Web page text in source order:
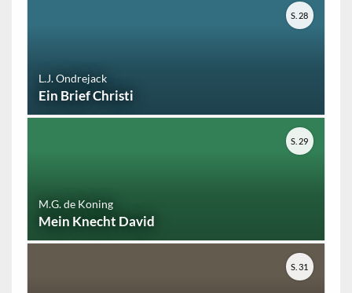
L.J. Ondrejack
Ein Brief Christi
S. 28
M.G. de Koning
Mein Knecht David
S. 29
S. 31